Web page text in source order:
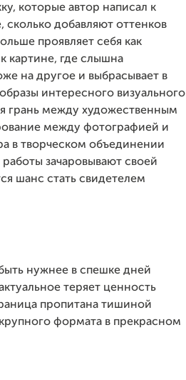
которые автор написал к
добавляют оттенков
проявляет себя как
картине, где слышна
на другое и выбрасывает в
интересного визуального
грань между художественным
между фотографией и
в творческом объединении
зачаровывают своей
шанс стать свидетелем
нужнее в спешке дней
теряет ценность
пропитана тишиной
формата в прекрасном